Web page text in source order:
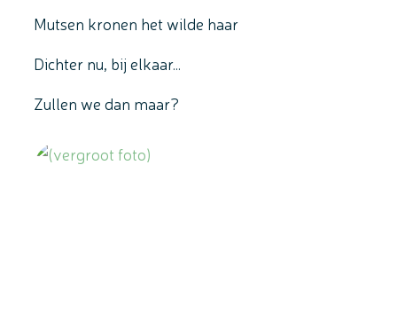
Mutsen kronen het wilde haar
Dichter nu, bij elkaar…
Zullen we dan maar?